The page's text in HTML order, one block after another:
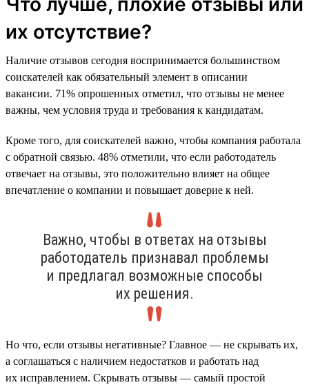
их отсутствие?
Наличие отзывов сегодня воспринимается большинством
соискателей как обязательный элемент в описании
вакансии. 71% опрошенных отметил, что отзывы не менее
важны, чем условия труда и требования к кандидатам.
Кроме того, для соискателей важно, чтобы компания работала
с обратной связью. 48% отметили, что если работодатель
отвечает на отзывы, это положительно влияет на общее
впечатление о компании и повышает доверие к ней.
Важно, чтобы в ответах на отзывы
работодатель признавал проблемы
и предлагал возможные способы
их решения.
Но что, если отзывы негативные? Главное — не скрывать их,
а соглашаться с наличием недостатков и работать над
их исправлением. Скрывать отзывы — самый простой